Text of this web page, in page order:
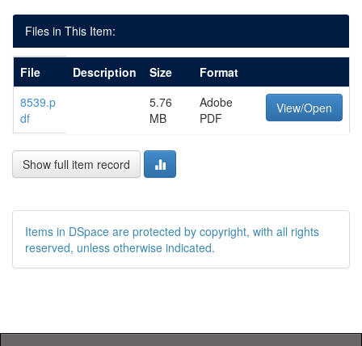
Files in This Item:
File Description Size
Format
8539.p
df
5.76
MB
Adobe
PDF
View/Open
Show full item record
Items in DSpace are protected by copyright, with all rights
reserved, unless otherwise indicated.